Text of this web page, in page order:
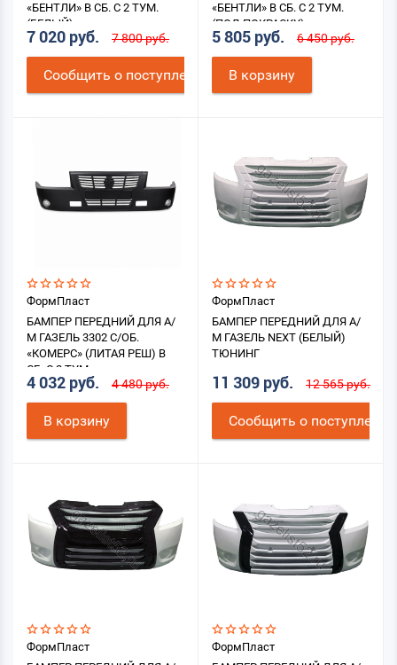
«БЕНТЛИ» В СБ. С 2 ТУМ.
(БЕЛЫЙ)
7 020 руб. 7 800 руб.
Cообщить о поступлении
«БЕНТЛИ» В СБ. С 2 ТУМ.
(ПОД ПОКРАСКУ)
5 805 руб. 6 450 руб.
В корзину
ФормПласт
БАМПЕР ПЕРЕДНИЙ ДЛЯ А/
М ГАЗЕЛЬ 3302 С/ОБ.
«КОМЕРС» (ЛИТАЯ РЕШ) В
СБ. С 2 ТУМ.
4 032 руб. 4 480 руб.
В корзину
ФормПласт
БАМПЕР ПЕРЕДНИЙ ДЛЯ А/
М ГАЗЕЛЬ NEXT (БЕЛЫЙ)
ТЮНИНГ
11 309 руб. 12 565 руб.
Cообщить о поступлении
ФормПласт
ФормПласт